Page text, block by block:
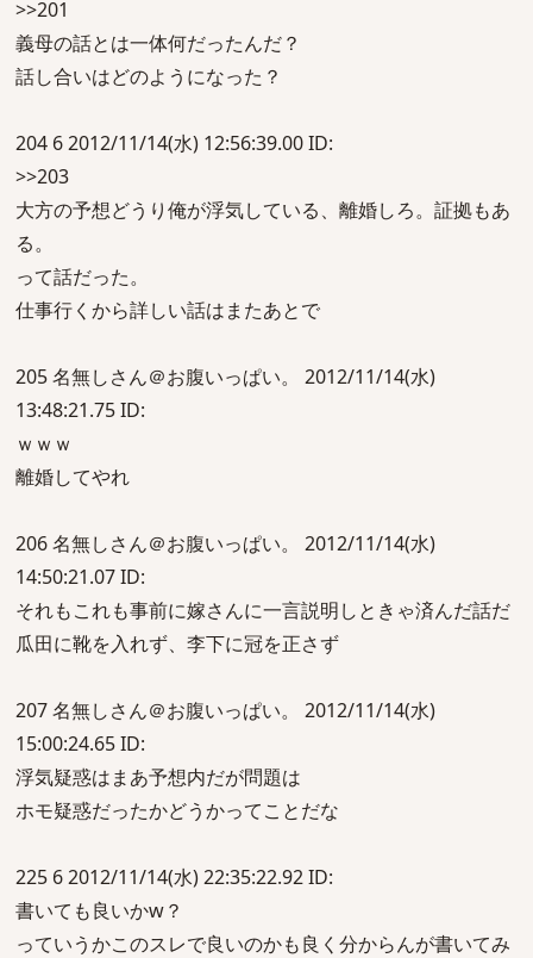
>>201
義母の話とは一体何だったんだ？
話し合いはどのようになった？
204 6 2012/11/14(水) 12:56:39.00 ID:
>>203
大方の予想どうり俺が浮気している、離婚しろ。証拠もあ
る。
って話だった。
仕事行くから詳しい話はまたあとで
205 名無しさん＠お腹いっぱい。 2012/11/14(水)
13:48:21.75 ID:
ｗｗｗ
離婚してやれ
206 名無しさん＠お腹いっぱい。 2012/11/14(水)
14:50:21.07 ID:
それもこれも事前に嫁さんに一言説明しときゃ済んだ話だ
瓜田に靴を入れず、李下に冠を正さず
207 名無しさん＠お腹いっぱい。 2012/11/14(水)
15:00:24.65 ID:
浮気疑惑はまあ予想内だが問題は
ホモ疑惑だったかどうかってことだな
225 6 2012/11/14(水) 22:35:22.92 ID:
書いても良いかw？
っていうかこのスレで良いのかも良く分からんが書いてみ